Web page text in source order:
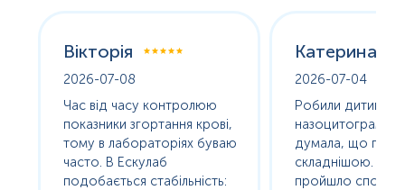
Вікторія
2026-07-08
Час від часу контролюю
показники згортання крові,
тому в лабораторіях буваю
часто. В Ескулаб
подобається стабільність:
Катерина
2026-07-04
Робили дитині
назоцитограму.
думала, що
складнішою.
пройшло